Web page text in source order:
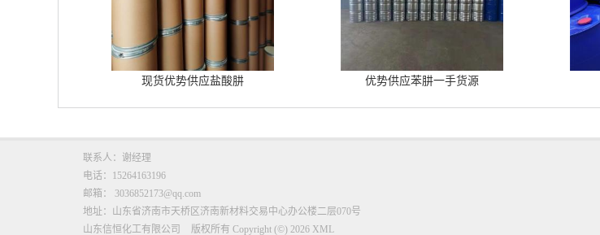
现货优势供应盐酸肼 优势供应苯肼一手货源
联系人：谢经理
电话：15264163196
邮箱： 3036852173@qq.com
地址：山东省济南市天桥区济南新材料交易中心办公楼二层070号
山东信恒化工有限公司
版权所有 Copyright (©) 2026 XML